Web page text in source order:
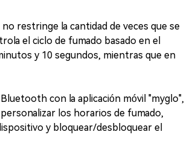
restringe la cantidad de veces que se
el ciclo de fumado basado en el
y 10 segundos, mientras que en
con la aplicación móvil "myglo",
los horarios de fumado,
y bloquear/desbloquear el